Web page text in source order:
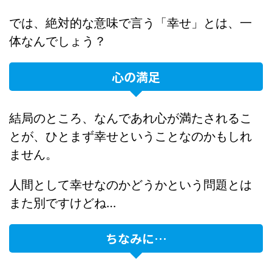
では、絶対的な意味で言う「幸せ」とは、一
体なんでしょう？
心の満足
結局のところ、なんであれ心が満たされるこ
とが、ひとまず幸せということなのかもしれ
ません。
人間として幸せなのかどうかという問題とは
また別ですけどね…
ちなみに…